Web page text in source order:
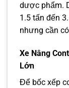
dược phẩm.
1.5 tấn đến
nhưng cần
Xe Nâng
Lớn
Để bốc xếp